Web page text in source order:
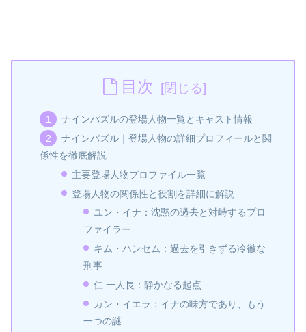
目次
ナインパズルの登場人物一覧とキャスト情報
ナインパズル｜登場人物の詳細プロフィールと関
係性を徹底解説
主要登場人物プロファイル一覧
登場人物の関係性と役割を詳細に解説
ユン・イナ：沈黙の過去と対峙するプロ
ファイラー
キム・ハンセム：過去を引きずる冷徹な
刑事
仁 一人長：静かなる起点
カン・イエラ：イナの味方であり、もう
一つの謎